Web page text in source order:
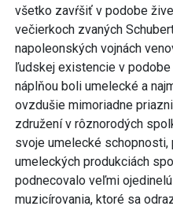
všetko zavŕšiť v podobe
večierkoch zvaných
napoleonských vojnách
ľudskej existencie v
náplňou boli umelecké a
ovzdušie mimoriadne
združení v rôznorodých
svoje umelecké
umeleckých produkciách
podnecovalo veľmi
muzicírovania, ktoré sa